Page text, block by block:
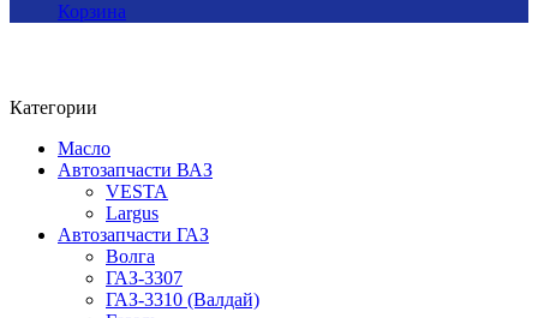
Корзина
Категории
Масло
Автозапчасти ВАЗ
VESTA
Largus
Автозапчасти ГАЗ
Волга
ГАЗ-3307
ГАЗ-3310 (Валдай)